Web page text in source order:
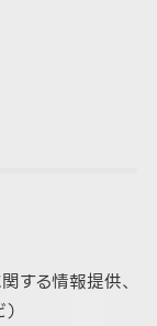
する情報提供、